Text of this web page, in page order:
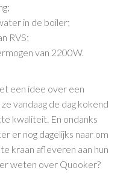
in de boiler;
RVS;
van 2200W.
een idee over een
vandaag de dag kokend
kwaliteit. En ondanks
er nog dagelijks naar om
kraan afleveren aan hun
weten over Quooker?